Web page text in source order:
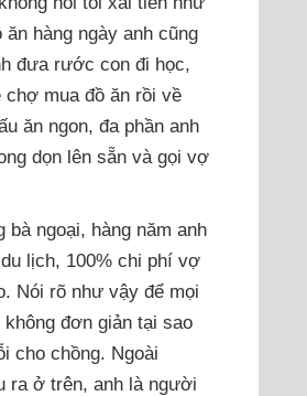
ăn hàng ngày anh cũng
đưa rước con đi học,
chợ mua đồ ăn rồi về
ăn ngon, đa phần anh
dọn lên sẵn và gọi vợ
bà ngoại, hàng năm anh
lịch, 100% chi phí vợ
Nói rõ như vậy để mọi
đơn giản tại sao
cho chồng. Ngoài
ra ở trên, anh là người